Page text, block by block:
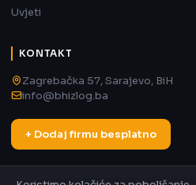
Uvjeti
KONTAKT
Zagrebačka 57, Sarajevo, BiH
info@bhizlog.ba
+ Dodaj firmu besplatno